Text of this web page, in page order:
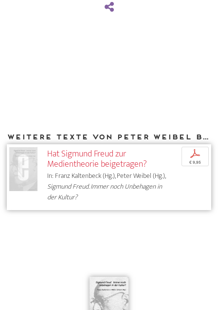
Weitere Texte von Peter Weibel bei DIAPHANES
Hat Sigmund Freud zur
Medientheorie beigetragen?
In: Franz Kaltenbeck (Hg.), Peter Weibel (Hg.),
Sigmund Freud. Immer noch Unbehagen in
der Kultur?
p
€ 9,95